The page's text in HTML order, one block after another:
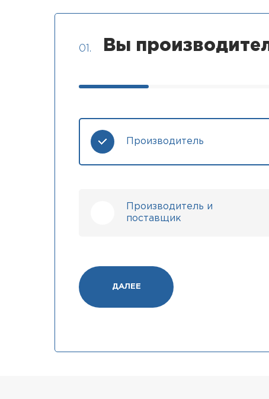
01. Вы
Производитель
Производитель и
поставщик
ДАЛЕЕ